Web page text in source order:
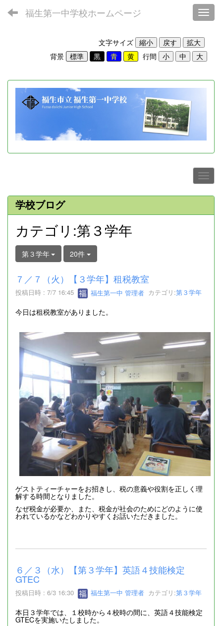
福生第一中学校ホームページ
文字サイズ
背景
行間
学校ブログ
カテゴリ:第３学年
第３学年 20件
７／７（火）【３学年】租税教室
投稿日時 : 7/7 16:45 福生第一中 管理者 カテゴリ:第３学年
今日は租税教室がありました。
ゲストティーチャーをお招きし、税の意義や役割を正しく理
解する時間となりました。
なぜ税金が必要か、また、税金が社会のためにどのように使
われているかなどわかりやすくお話いただきました。
６／３（水）【第３学年】英語４技能検定
GTEC
投稿日時 : 6/3 16:30 福生第一中 管理者 カテゴリ:第３学年
本日３学年では、１校時から４校時の間に、英語４技能検定
GTECを実施いたしました。